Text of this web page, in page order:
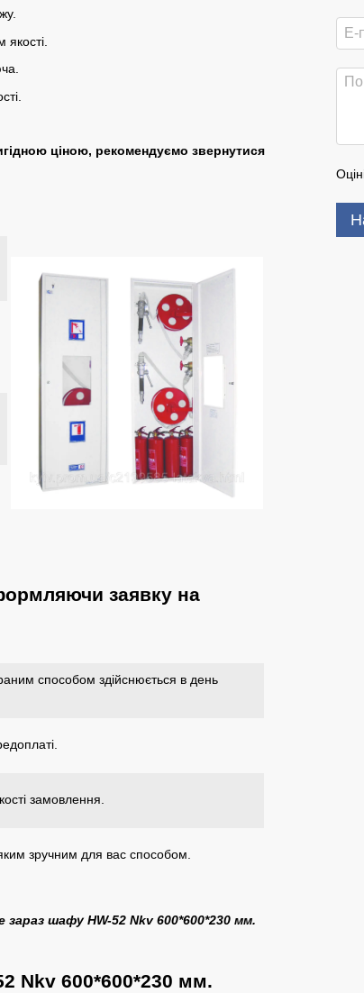
ціною, рекомендуємо звернутися
заявку на
способом здійснюється в день
замовлення.
зручним для вас способом.
шафу HW-52 Nkv 600*600*230 мм.
Nkv 600*600*230 мм.